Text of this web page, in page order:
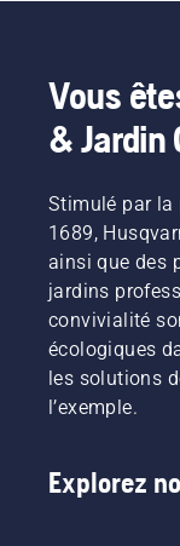
Vous
& Jardin
Stimulé par la
1689,
ainsi que des
jardins
convivialité
écologiques
les solutions
l’exemple.
Explorez